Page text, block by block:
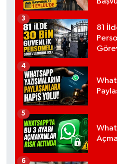
81
3
4
5
6